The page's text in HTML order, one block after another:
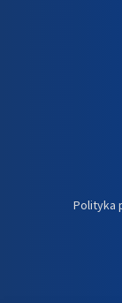
Polityka